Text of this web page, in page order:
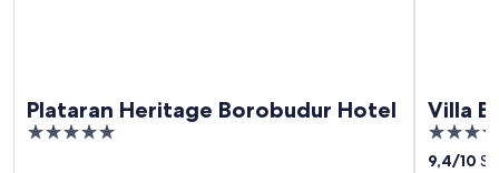
Plataran Heritage Borobudur Hotel
5
Villa
5
out
9,4/10